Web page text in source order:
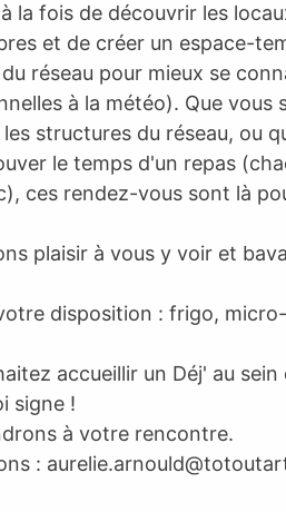
la fois de découvrir les
et de créer un espace-
réseau pour mieux se
à la météo). Que vous
structures du réseau, ou
le temps d'un repas
ces rendez-vous sont là
plaisir à vous y voir et
disposition : frigo,
accueillir un Déj' au
signe !
à votre rencontre.
: